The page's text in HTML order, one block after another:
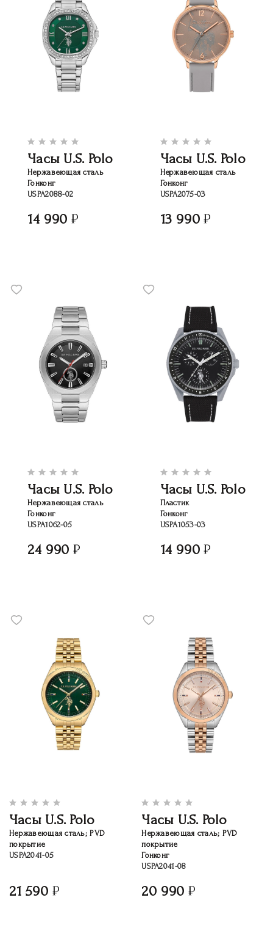
Часы U.S. Polo
Нержавеющая сталь
Гонконг
USPA2088-02
14 990
Часы U.S. Polo
Нержавеющая сталь
Гонконг
USPA2075-03
13 990
Часы U.S. Polo
Нержавеющая сталь
Гонконг
USPA1062-05
24 990
Часы U.S. Polo
Пластик
Гонконг
USPA1053-03
14 990
Часы U.S. Polo
Нержавеющая сталь; PVD
покрытие
USPA2041-05
21 590
Часы U.S. Polo
Нержавеющая сталь; PVD
покрытие
Гонконг
USPA2041-08
20 990